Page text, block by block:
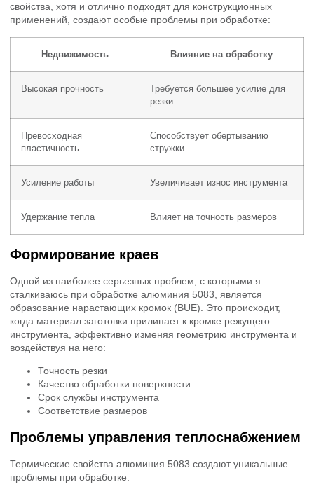
свойства, хотя и отлично подходят для конструкционных
применений, создают особые проблемы при обработке:
Недвижимость Влияние на обработку
Высокая прочность
Требуется большее усилие для
резки
Превосходная
пластичность
Способствует обертыванию
стружки
Усиление работы Увеличивает износ инструмента
Удержание тепла Влияет на точность размеров
Формирование краев
Одной из наиболее серьезных проблем, с которыми я
сталкиваюсь при обработке алюминия 5083, является
образование нарастающих кромок (BUE). Это происходит,
когда материал заготовки прилипает к кромке режущего
инструмента, эффективно изменяя геометрию инструмента и
воздействуя на него:
Точность резки
Качество обработки поверхности
Срок службы инструмента
Соответствие размеров
Проблемы управления теплоснабжением
Термические свойства алюминия 5083 создают уникальные
проблемы при обработке: